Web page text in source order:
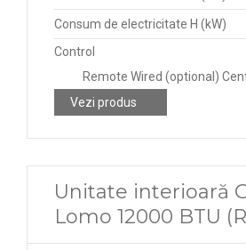
Consum de electricitate H (kW)
Control
Remote Wired (optional)
Vezi produs
Unitate interioară
Lomo 12000 BTU